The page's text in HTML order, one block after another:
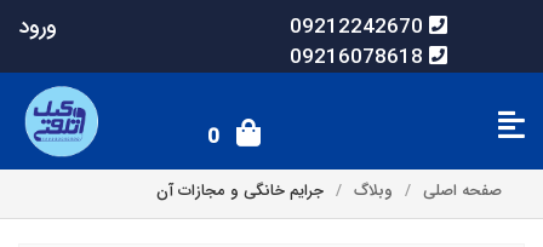
09212242670
09216078618
ورود
0
صفحه اصلی وبلاگ جرایم خانگی و مجازات آن